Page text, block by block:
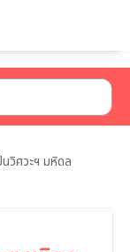
วิศวะฯ มหิดล